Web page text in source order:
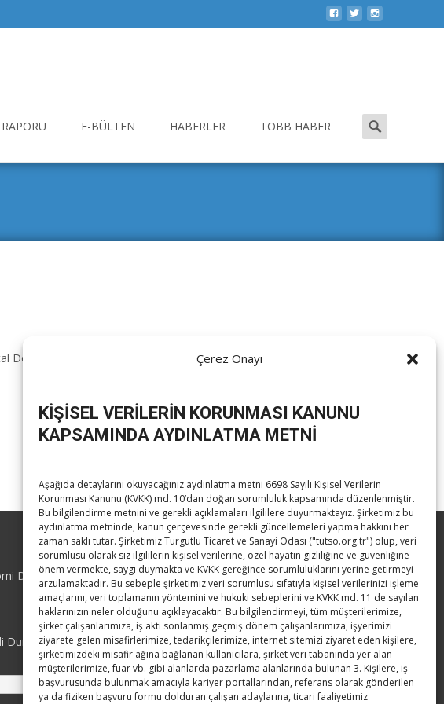
Çerez Onayı
KİŞİSEL VERİLERİN KORUNMASI KANUNU
KAPSAMINDA AYDINLATMA METNİ
Aşağıda detaylarını okuyacağınız aydınlatma metni 6698 Sayılı Kişisel Verilerin
Korunması Kanunu (KVKK) md. 10’dan doğan sorumluluk kapsamında düzenlenmiştir.
Bu bilgilendirme metnini ve gerekli açıklamaları ilgililere duyurmaktayız. Şirketimiz bu
aydınlatma metninde, kanun çerçevesinde gerekli güncellemeleri yapma hakkını her
zaman saklı tutar. Şirketimiz Turgutlu Ticaret ve Sanayi Odası ("tutso.org.tr") olup, veri
sorumlusu olarak siz ilgililerin kişisel verilerine, özel hayatın gizliliğine ve güvenliğine
önem vermekte, saygı duymakta ve KVKK gereğince sorumluluklarını yerine getirmeyi
arzulamaktadır. Bu sebeple şirketimiz veri sorumlusu sıfatıyla kişisel verilerinizi işleme
amaçlarını, veri toplamanın yöntemini ve hukuki sebeplerini ve KVKK md. 11 de sayılan
haklarınızın neler olduğunu açıklayacaktır. Bu bilgilendirmeyi, tüm müşterilerimize,
şirket çalışanlarımıza, iş akti sonlanmış geçmiş dönem çalışanlarımıza, işyerimizi
ziyarete gelen misafirlerimize, tedarikçilerimize, internet sitemizi ziyaret eden kişilere,
şirketimizdeki misafir ağına bağlanan kullanıcılara, şirket veri tabanında yer alan
müşterilerimize, fuar vb. gibi alanlarda pazarlama alanlarında bulunan 3. Kişilere, iş
başvurusunda bulunmak amacıyla kariyer portallarından, referans olarak gönderilen
ya da fiziken başvuru formu dolduran çalışan adaylarına, ticari faaliyetimiz
E-BÜLTEN HABERLER TOBB HABER
Search
for:
Konferansı, TOBB İkiz Kuleler’de yapıldı.​ Konferansın açılışında
Dergisi
Durum Raporu
Hisarcıklıoğlu ICCD Genel Sekreteri
Khalawi ile görüştü
Kahramanmaraş Ticaret ve Sanayi
Odası’nın yeni binası hizmete açıldı
Diren ailesine taziye ziyareti
Hisarcıklıoğlu, Ardahan Üniversitesi
Rektörü Prof. Dr. Emiroğlu’nu kabul etti